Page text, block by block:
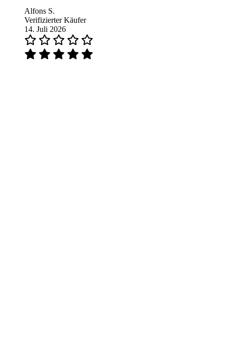
Alfons S.
Verifizierter Käufer
14. Juli 2026